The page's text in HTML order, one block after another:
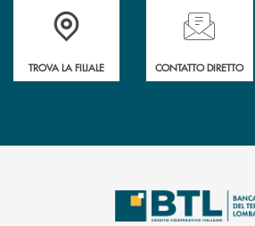
Accedi all' elenco completo delle filiali .
TROVA LA FILIALE
Hai bisogno di
CONTATTO DIRETTO